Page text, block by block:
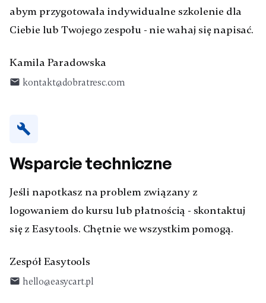
abym przygotowała indywidualne szkolenie dla
Ciebie lub Twojego zespołu - nie wahaj się napisać.
Kamila Paradowska
email kontakt@dobratresc.com
build
Wsparcie techniczne
Jeśli napotkasz na problem związany z
logowaniem do kursu lub płatnością - skontaktuj
się z Easytools. Chętnie we wszystkim pomogą.
Zespół Easytools
email hello@easycart.pl